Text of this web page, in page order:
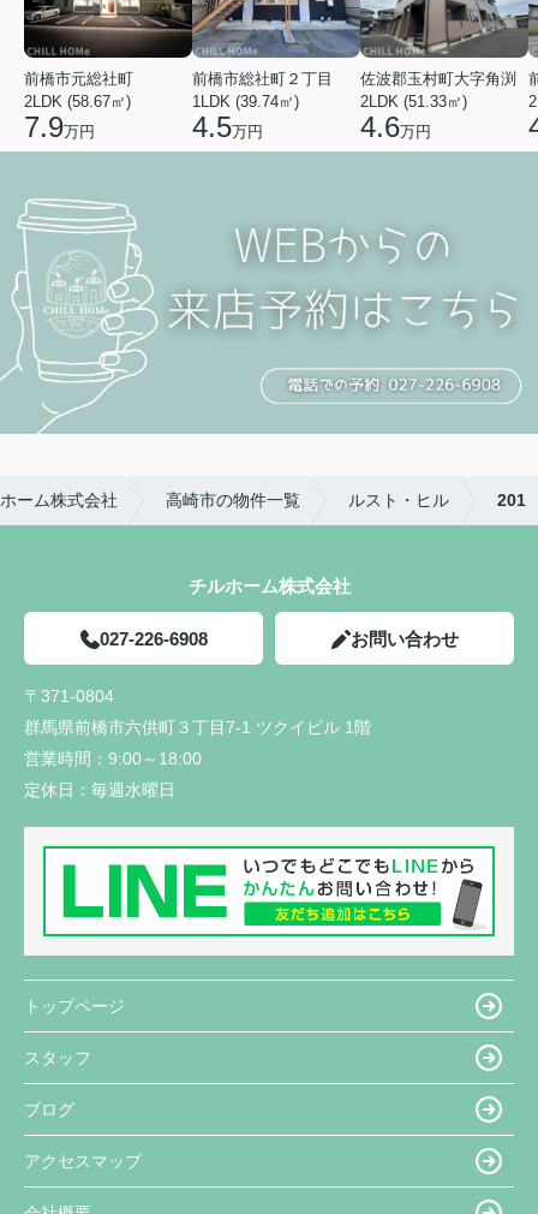
前橋市元総社町
2LDK (58.67㎡)
7.9万円
前橋市総社町２丁目
1LDK (39.74㎡)
4.5万円
佐波郡玉村町大字角渕
2LDK (51.33㎡)
4.6万円
ーム株式会社 高崎市の物件一覧 ルスト・ヒル 201
チルホーム株式会社
027-226-6908 お問い合わせ
〒371-0804
群馬県前橋市六供町３丁目7-1 ツクイビル 1階
営業時間： 9:00～18:00
定休日： 毎週水曜日
トップページ
スタッフ
ブログ
アクセスマップ